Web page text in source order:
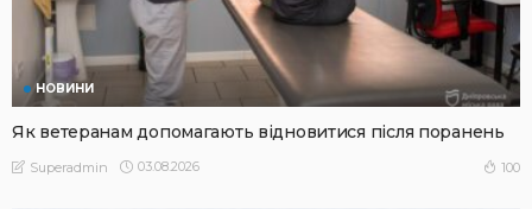
НОВИНИ
Як ветеранам допомагають відновитися після поранень
Superadmin 03.08.2026 100